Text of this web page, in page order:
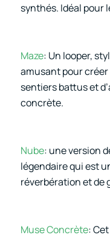
synthés. Idéal pour
Maze: Un looper,
amusant pour créer
sentiers battus et
concrète.
Nube: une version
légendaire qui est
réverbération et de
Muse Concrète: